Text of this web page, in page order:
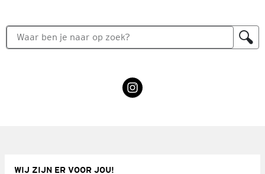
WIJ ZIJN ER VOOR JOU!